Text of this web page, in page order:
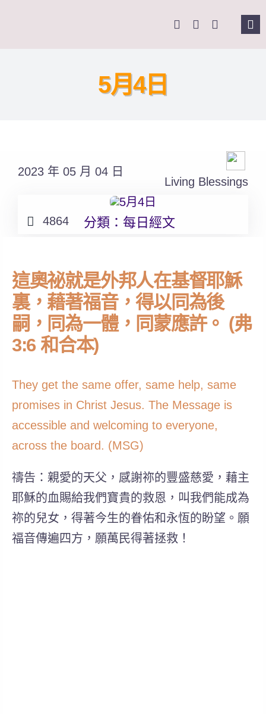
課程報名
5月4日
2023 年 05 月 04 日
Living Blessings
4864 分類： 每日經文
這奧祕就是外邦人在基督耶穌
裏，藉著福音，得以同為後
嗣，同為一體，同蒙應許。 (弗
3:6 和合本)
They get the same offer, same help, same
promises in Christ Jesus. The Message is
accessible and welcoming to everyone,
across the board. (MSG)
禱告：親愛的天父，感謝祢的豐盛慈愛，藉主
耶穌的血賜給我們寶貴的救恩，叫我們能成為
祢的兒女，得著今生的眷佑和永恆的盼望。願
福音傳遍四方，願萬民得著拯救！